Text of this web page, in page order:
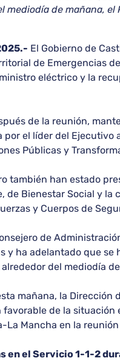
de mañana, el
El Gobierno de
de Emergencias
eléctrico y la
de la reunión,
el líder del Ejecutivo
Públicas y
también han estado
de Bienestar Social y la
y Cuerpos de
de
y ha adelantado que
del mediodía de
mañana, la
de la
Mancha en la
en el Servicio 1-1-2